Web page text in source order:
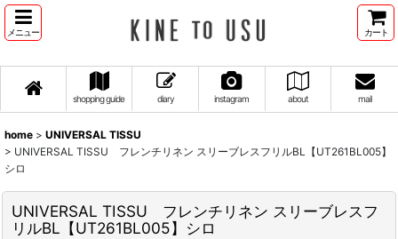
メニュー カート
shopping guide diary instagram about mail
home > UNIVERSAL TISSU
> UNIVERSAL TISSU フレンチリネン スリーブレスフリルBL【UT261BL005】
シロ
UNIVERSAL TISSU フレンチリネン スリーブレスフ
リルBL【UT261BL005】シロ